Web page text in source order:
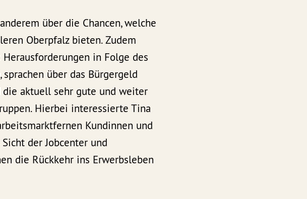
über die Chancen, welche
Oberpfalz bieten. Zudem
in Folge des
über das Bürgergeld
aktuell sehr gute und weiter
Hierbei interessierte Tina
Kundinnen und
der Jobcenter und
die Rückkehr ins Erwerbsleben